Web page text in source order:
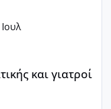
και γιατροί